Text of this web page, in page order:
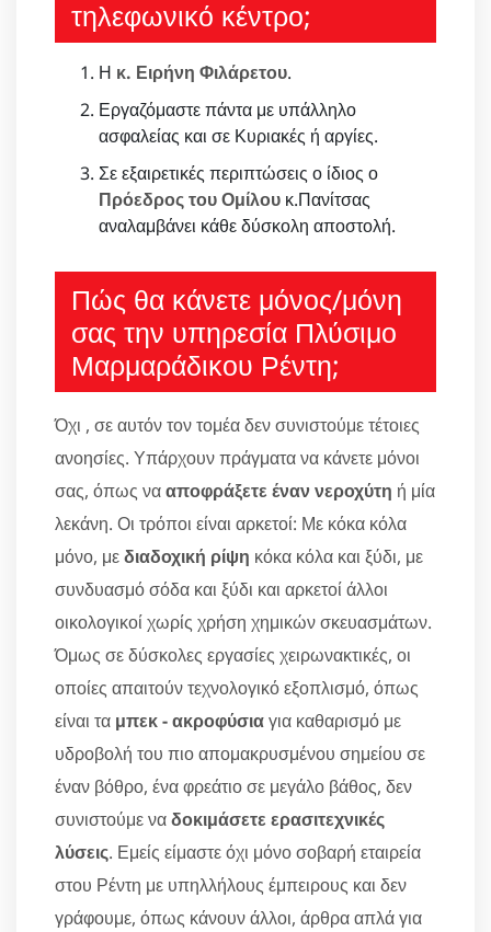
τηλεφωνικό κέντρο;
Η κ. Ειρήνη Φιλάρετου.
Εργαζόμαστε πάντα με υπάλληλο
ασφαλείας και σε Κυριακές ή αργίες.
Σε εξαιρετικές περιπτώσεις ο ίδιος ο
Πρόεδρος του Ομίλου κ.Πανίτσας
αναλαμβάνει κάθε δύσκολη αποστολή.
Πώς θα κάνετε μόνος/μόνη
σας την υπηρεσία Πλύσιμο
Μαρμαράδικου Ρέντη;
Όχι , σε αυτόν τον τομέα δεν συνιστούμε τέτοιες
ανοησίες. Υπάρχουν πράγματα να κάνετε μόνοι
σας, όπως νααποφράξετε έναν νεροχύτη ή μία
λεκάνη. Οι τρόποι είναι αρκετοί: Με κόκα κόλα
μόνο, μεδιαδοχική ρίψη κόκα κόλα και ξύδι, με
συνδυασμό σόδα και ξύδι και αρκετοί άλλοι
οικολογικοί χωρίς χρήση χημικών σκευασμάτων.
Όμως σε δύσκολες εργασίες χειρωνακτικές, οι
οποίες απαιτούν τεχνολογικό εξοπλισμό, όπως
είναι τα μπεκ - ακροφύσιαγια καθαρισμό με
υδροβολή του πιο απομακρυσμένου σημείου σε
έναν βόθρο, ένα φρεάτιο σε μεγάλο βάθος, δεν
συνιστούμε ναδοκιμάσετε ερασιτεχνικές
λύσεις. Εμείς είμαστε όχι μόνο σοβαρή εταιρεία
στου Ρέντη με υπηλλήλους έμπειρους και δεν
γράφουμε, όπως κάνουν άλλοι, άρθρα απλά για